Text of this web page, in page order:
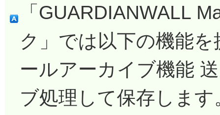
「GUARDIANWALL
ク」では以下の機能
ールアーカイブ機能
ブ処理して保存しま